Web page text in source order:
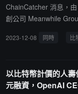
算師計算得出的每月保
支票不同，客戶需從加
ChainCatcher 消息，
創公司 Meanwhile
道。該基金尋求籌集 1
為三年，收穫期為四年
資者，因此大部分資本
2023-12-08 同時 比
以比特幣計價的人
元融資，OpenAI